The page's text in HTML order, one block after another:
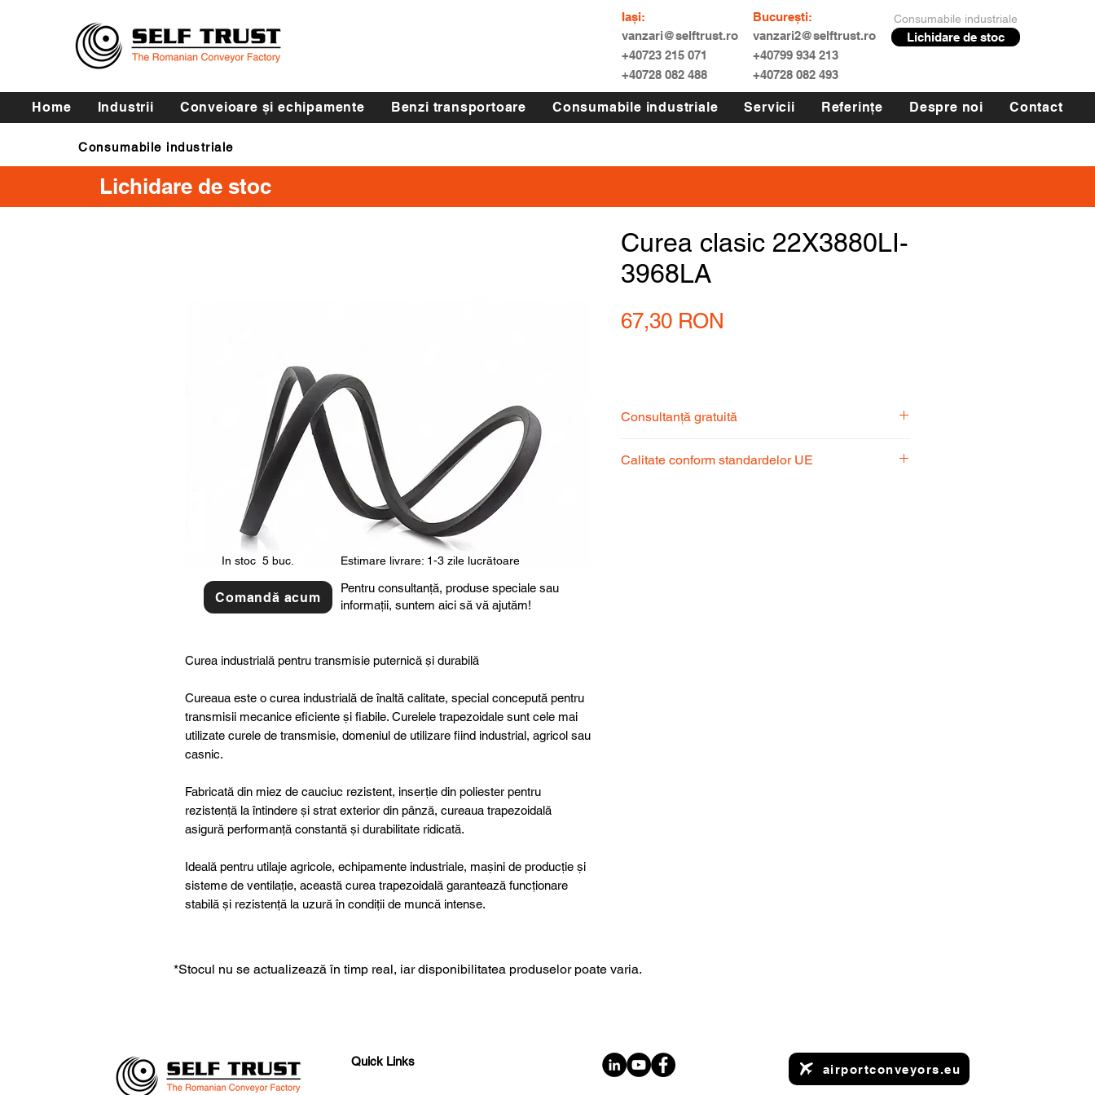
Iași:
vanzari@selftrust.ro
+40723 215 071
+40728 082 488
București:
vanzari2@selftrust.ro
+40799 934 213
+40728 082 493
Consumabile industriale
Lichidare de stoc
Home Industrii Conveioare și echipamente Benzi transportoare Consumabile industriale Servicii Referințe Despre noi Contact
Consumabile industriale
Curele de transmisie
Lichidare de stoc
Curea industrială pentru transmisie puternică și durabilă
Cureaua este o curea industrială de înaltă calitate, special concepută pentru
transmisii mecanice eficiente și fiabile. Curelele trapezoidale sunt cele mai
utilizate curele de transmisie, domeniul de utilizare fiind industrial, agricol sau
casnic.
Fabricată din miez de cauciuc rezistent, inserție din poliester pentru
rezistență la întindere și strat exterior din pânză, cureaua trapezoidală
asigură performanță constantă și durabilitate ridicată.
Ideală pentru utilaje agricole, echipamente industriale, mașini de producție și
sisteme de ventilație, această curea trapezoidală garantează funcționare
stabilă și rezistență la uzură în condiții de muncă intense.
Curea clasic 22X3880LI-
3968LA
67,30 RON
Consultanță gratuită
pentru a alege produsul potrivit nevoilor
Calitate conform standardelor UE
In stoc 5 buc.
Comandă acum
Estimare livrare: 1-3 zile lucrătoare
Pentru consultanță, produse speciale sau
informații, suntem aici să vă ajutăm!
*Stocul nu se actualizează în timp real, iar disponibilitatea produselor poate varia.
Quick Links
airportconveyors.eu